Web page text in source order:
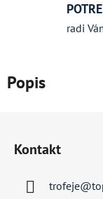
radi
Popis
Kontakt
trofeje@